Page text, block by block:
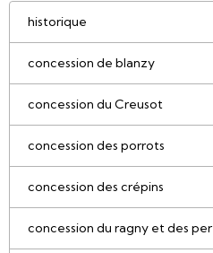
historique
concession de blanzy
concession du Creusot
concession des porrots
concession des crépins
concession du ragny et des per